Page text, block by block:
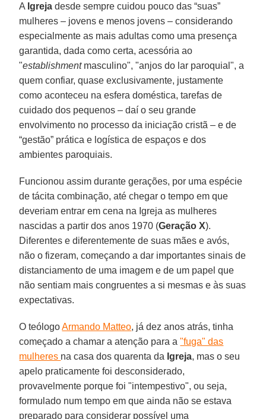
A Igreja desde sempre cuidou pouco das “suas”
mulheres – jovens e menos jovens – considerando
especialmente as mais adultas como uma presença
garantida, dada como certa, acessória ao
"establishmentmasculino", "anjos do lar paroquial", a
quem confiar, quase exclusivamente, justamente
como aconteceu na esfera doméstica, tarefas de
cuidado dos pequenos – daí o seu grande
envolvimento no processo da iniciação cristã – e de
“gestão” prática e logística de espaços e dos
ambientes paroquiais.
Funcionou assim durante gerações, por uma espécie
de tácita combinação, até chegar o tempo em que
deveriam entrar em cena na Igreja as mulheres
nascidas a partir dos anos 1970 (Geração X).
Diferentes e diferentemente de suas mães e avós,
não o fizeram, começando a dar importantes sinais de
distanciamento de uma imagem e de um papel que
não sentiam mais congruentes a si mesmas e às suas
expectativas.
O teólogoArmando Matteo, já dez anos atrás, tinha
começado a chamar a atenção para a"fuga" das
mulheres na casa dos quarenta da Igreja, mas o seu
apelo praticamente foi desconsiderado,
provavelmente porque foi "intempestivo", ou seja,
formulado num tempo em que ainda não se estava
preparado para considerar possível uma